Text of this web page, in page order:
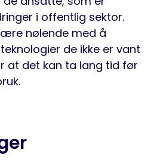
i offentlig sektor.
nølende med å
de ikke er vant
at det kan ta lang tid før